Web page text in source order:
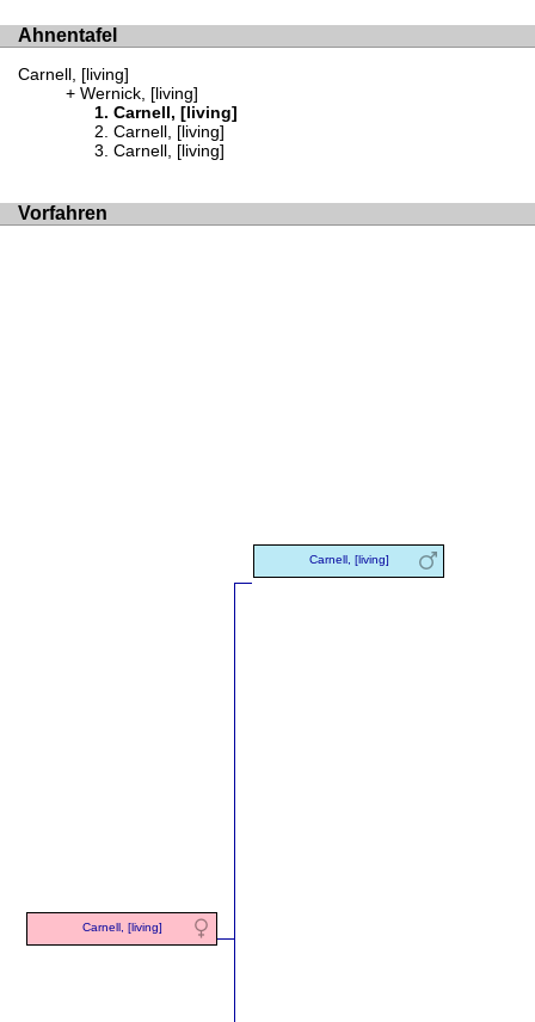
Ahnentafel
Carnell, [living]
Wernick, [living]
Carnell, [living]
Carnell, [living]
Carnell, [living]
Vorfahren
Carnell, [living]
Carnell, [living]